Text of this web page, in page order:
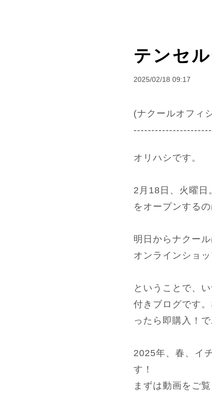
テンセ
2025/02/18 09:17
(ナクールオフィ
オリハシです。
2月18日、火曜日
をオープンする
明日からナクー
オンラインショ
ということで、
付きブログです
ったら即購入！
2025年、春、イ
す！
まずは動画をご